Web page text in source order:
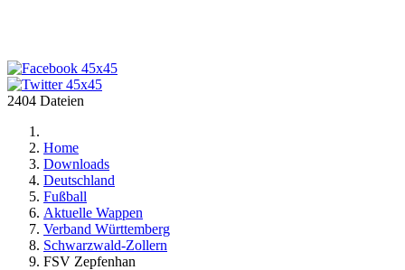
2404 Dateien
Home
Downloads
Deutschland
Fußball
Aktuelle Wappen
Verband Württemberg
Schwarzwald-Zollern
FSV Zepfenhan